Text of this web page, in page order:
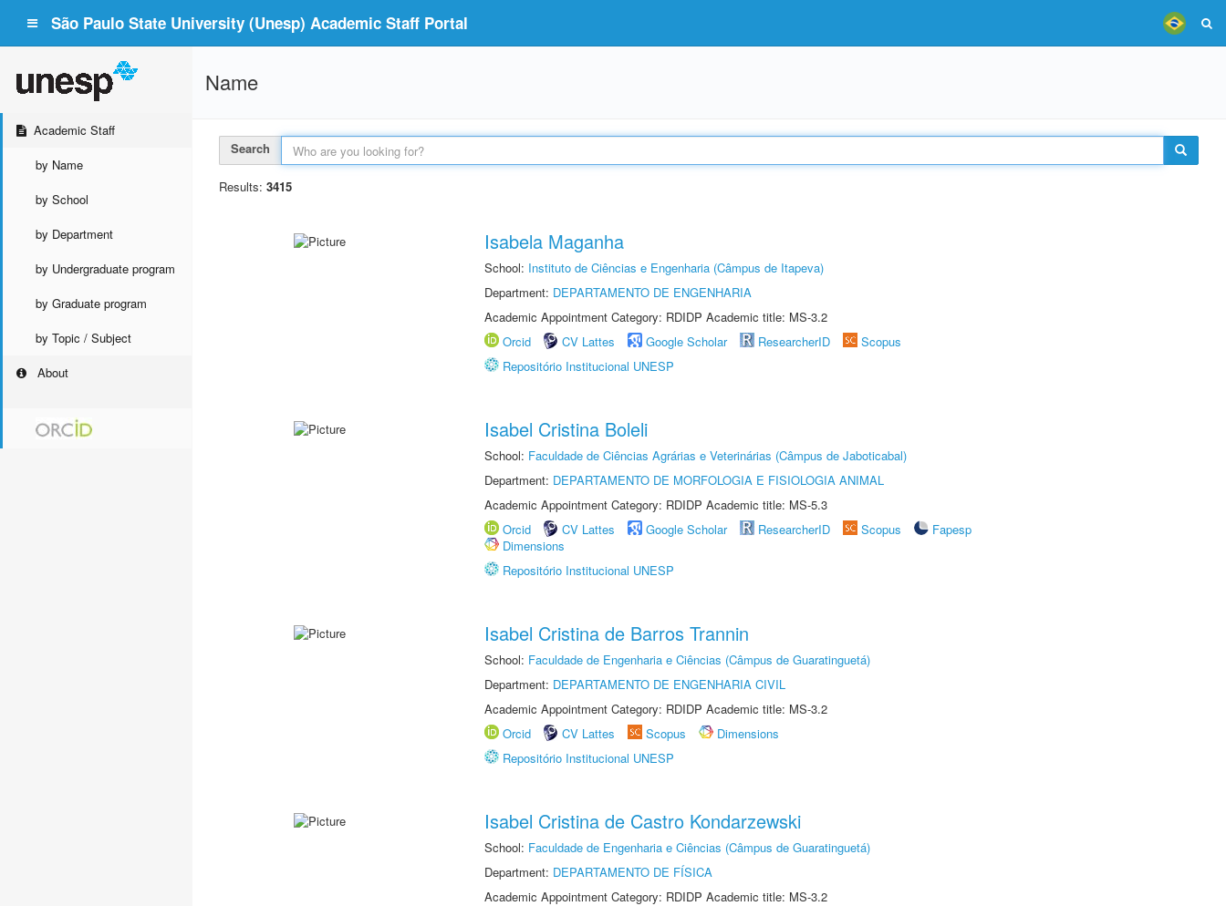
São Paulo State University (Unesp) Academic Staff Portal
Academic Staff
by Name
by School
by Department
by Undergraduate program
by Graduate program
by Topic / Subject
About
Name
Search
Results: 3415
Isabela Maganha
School: Instituto de Ciências e Engenharia (Câmpus de Itapeva)
Department: DEPARTAMENTO DE ENGENHARIA
Academic Appointment Category: RDIDP Academic title: MS-3.2
Orcid
CV Lattes Google Scholar ResearcherID
Scopus
Repositório Institucional UNESP
Isabel Cristina Boleli
School: Faculdade de Ciências Agrárias e Veterinárias (Câmpus de Jaboticabal)
Department: DEPARTAMENTO DE MORFOLOGIA E FISIOLOGIA ANIMAL
Academic Appointment Category: RDIDP Academic title: MS-5.3
Orcid
CV Lattes Google Scholar ResearcherID Scopus
Fapesp
Dimensions
Repositório Institucional UNESP
Isabel Cristina de Barros Trannin
School: Faculdade de Engenharia e Ciências (Câmpus de Guaratinguetá)
Department: DEPARTAMENTO DE ENGENHARIA CIVIL
Academic Appointment Category: RDIDP Academic title: MS-3.2
Orcid
CV Lattes Scopus
Dimensions
Repositório Institucional UNESP
Isabel Cristina de Castro Kondarzewski
School: Faculdade de Engenharia e Ciências (Câmpus de Guaratinguetá)
Department: DEPARTAMENTO DE FÍSICA
Academic Appointment Category: RDIDP Academic title: MS-3.2